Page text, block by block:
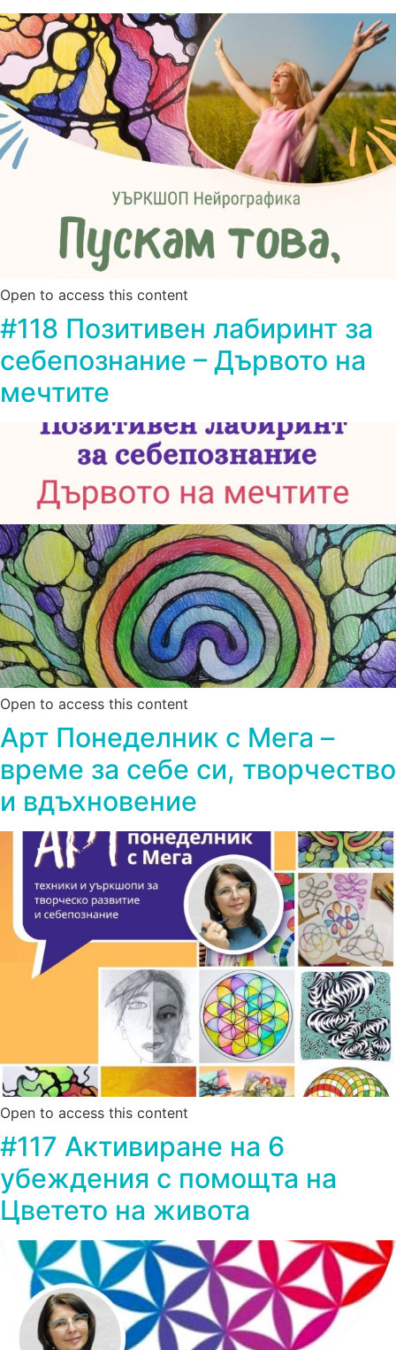
Open to access this content
#118 Позитивен лабиринт за
себепознание – Дървото на
мечтите
Open to access this content
Арт Понеделник с Мега –
време за себе си, творчество
и вдъхновение
Open to access this content
#117 Активиране на 6
убеждения с помощта на
Цветето на живота